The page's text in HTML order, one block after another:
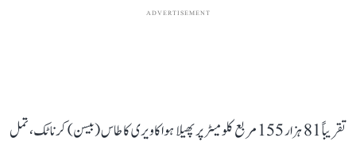
ADVERTISEMENT
تقریباً 81 ہزار 155 مربع کلومیٹر پر پھیلا ہوا کاویری کا طاس (بیسن) کرناٹک، تمل